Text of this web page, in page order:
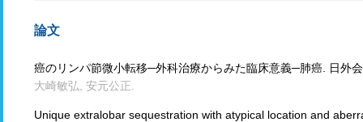
論文
癌のリンパ節微小転移─外科治療からみた臨床意義─肺癌. 日外
大崎敏弘, 安元公正.
Unique extralobar sequestration with atypical location and